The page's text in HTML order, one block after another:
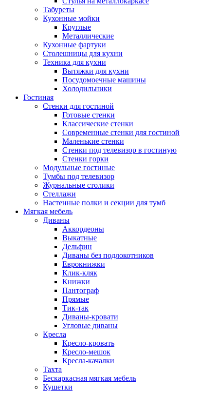
Табуреты
Кухонные мойки
Круглые
Металлические
Кухонные фартуки
Столешницы для кухни
Техника для кухни
Вытяжки для кухни
Посудомоечные машины
Холодильники
Гостиная
Стенки для гостиной
Готовые стенки
Классические стенки
Современные стенки для гостиной
Маленькие стенки
Стенки под телевизор в гостиную
Стенки горки
Модульные гостиные
Тумбы под телевизор
Журнальные столики
Стеллажи
Настенные полки и секции для тумб
Мягкая мебель
Диваны
Аккордеоны
Выкатные
Дельфин
Диваны без подлокотников
Еврокнижки
Клик-кляк
Книжки
Пантограф
Прямые
Тик-так
Диваны-кровати
Угловые диваны
Кресла
Кресло-кровать
Кресло-мешок
Кресла-качалки
Тахта
Бескаркасная мягкая мебель
Кушетки